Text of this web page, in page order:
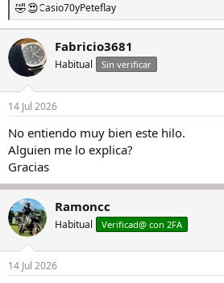
R
e
a
c
o
n
e
s
Casio70yPeteflay
Fabricio3681
Habitual Sin verificar
14 Jul 2026
No entiendo muy bien este hilo.
Alguien me lo explica?
Gracias
Ramoncc
Habitual Verificad@ con 2FA
14 Jul 2026